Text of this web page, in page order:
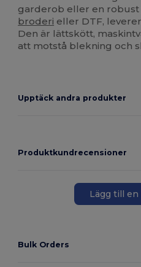
garderob eller en robust
broderi eller DTF,
Den är lättskött,
att motstå blekning och
Upptäck andra produkter
Produktkundrecensioner
Lägg till
Bulk Orders